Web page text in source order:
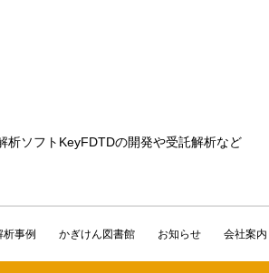
析ソフトKeyFDTDの開発や受託解析など
析事例 かぎけん図書館 お知らせ 会社案内